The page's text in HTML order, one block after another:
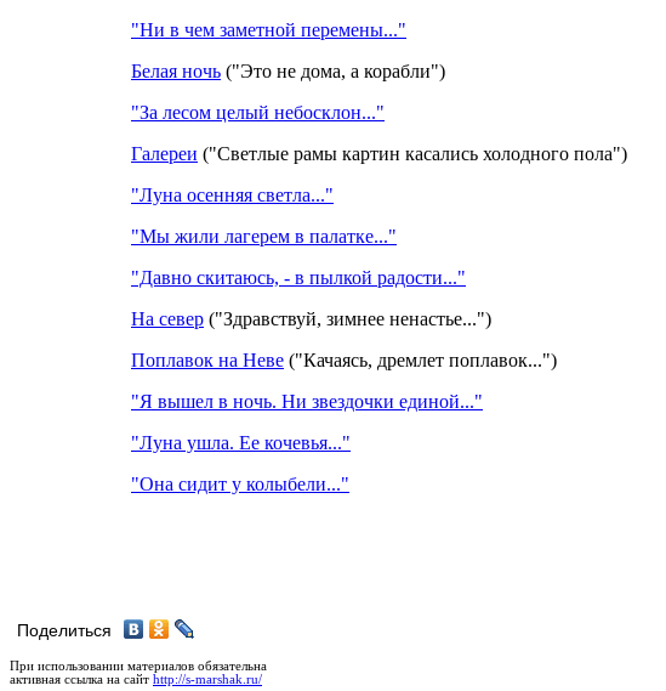
"Ни в чем заметной перемены..."
Белая ночь ("Это не дома, а корабли")
"За лесом целый небосклон..."
Галереи ("Светлые рамы картин касались холодного пола")
"Луна осенняя светла..."
"Мы жили лагерем в палатке..."
"Давно скитаюсь, - в пылкой радости..."
На север ("Здравствуй, зимнее ненастье...")
Поплавок на Неве ("Качаясь, дремлет поплавок...")
"Я вышел в ночь. Ни звездочки единой..."
"Луна ушла. Ее кочевья..."
"Она сидит у колыбели..."
Поделиться
При использовании материалов обязательна
активная ссылка на сайт http://s-marshak.ru/